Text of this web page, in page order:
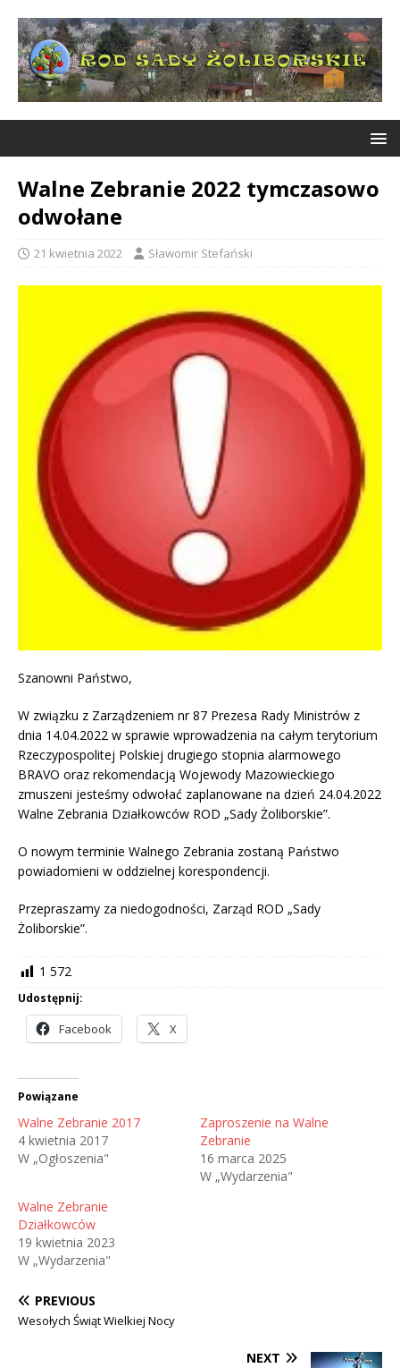
Walne Zebranie 2022 tymczasowo
odwołane
21 kwietnia 2022 Sławomir Stefański
Szanowni Państwo,
W związku z Zarządzeniem nr 87 Prezesa Rady Ministrów z
dnia 14.04.2022 w sprawie wprowadzenia na całym terytorium
Rzeczypospolitej Polskiej drugiego stopnia alarmowego
BRAVO oraz rekomendacją Wojewody Mazowieckiego
zmuszeni jesteśmy odwołać zaplanowane na dzień 24.04.2022
Walne Zebrania Działkowców ROD „Sady Żoliborskie”.
O nowym terminie Walnego Zebrania zostaną Państwo
powiadomieni w oddzielnej korespondencji.
Przepraszamy za niedogodności, Zarząd ROD „Sady
Żoliborskie”.
1 572
Udostępnij:
Facebook X
Powiązane
Walne Zebranie 2017
4 kwietnia 2017
W „Ogłoszenia"
Zaproszenie na Walne
Zebranie
16 marca 2025
W „Wydarzenia"
Walne Zebranie
Działkowców
19 kwietnia 2023
W „Wydarzenia"
PREVIOUS
Wesołych Świąt Wielkiej Nocy
NEXT